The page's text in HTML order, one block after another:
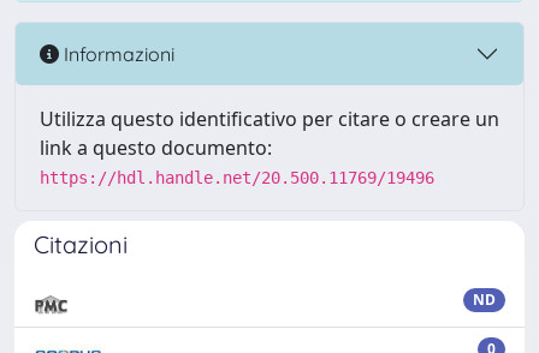
Informazioni
Utilizza questo identificativo per citare o creare un
link a questo documento:
https://hdl.handle.net/20.500.11769/19496
Citazioni
ND